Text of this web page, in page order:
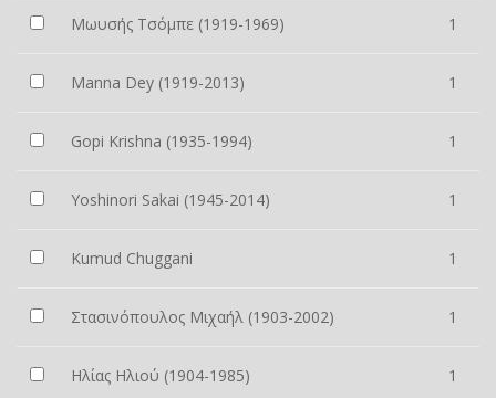
Μωυσής Τσόμπε (1919-1969) 1
Manna Dey (1919-2013) 1
Gopi Krishna (1935-1994) 1
Yoshinori Sakai (1945-2014) 1
Kumud Chuggani 1
Στασινόπουλος Μιχαήλ (1903-2002) 1
Ηλίας Ηλιού (1904-1985) 1